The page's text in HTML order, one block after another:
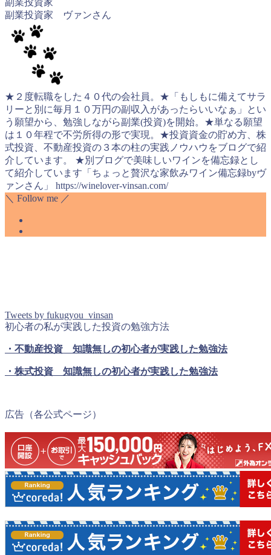
副業投資家
副業投資家 ヴァンさん
★２度転職をした４０代の会社員。★「もしもに備えてサラ
リーと別に毎月１０万円の副収入があったらいいなぁ」とい
う願望から、勉強しながら副業(投資)を開始。★単なる願望
は１０年程で不労所得の形で実現。★投資資金の貯め方、株
式投資、不動産投資の３本の柱の実践ノウハウをブログで紹
介しています。 ★別ブログで美味しいワインを備忘録とし
て紹介しています「ちょっと贅沢な家飲みワイン備忘録byヴ
ァンさん」 https://winelover-vinsan.com/
＼ Follow me ／
Tweets by fukugyou_vinsan
初心者の私が実践した投資の勉強方法
・不動産投資 知識無しの初心者が実践した勉強法
・株式投資 知識無しの初心者が実践した勉強法
広告（各公式ページ）